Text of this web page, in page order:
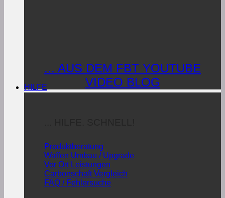
... AUS DEM FBT YOUTUBE
VIDEO BLOG
HILFE
Produktberatung
Waffen Umbau / Upgrade
Vor Ort Leistungen
Carbonschaft Vergleich
FAQ / Fehlersuche